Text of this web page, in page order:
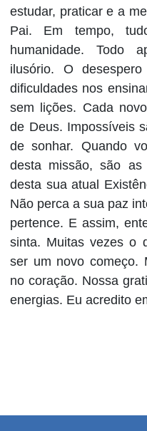
estudar, praticar e a
Pai. Em tempo,
humanidade. Todo
ilusório. O
dificuldades nos
sem lições. Cada
de Deus. Impossíveis
de sonhar. Quando
desta missão, são as
desta sua atual
Não perca a sua paz
pertence. E assim,
sinta. Muitas vezes o
ser um novo começo.
no coração. Nossa
energias. Eu acredito